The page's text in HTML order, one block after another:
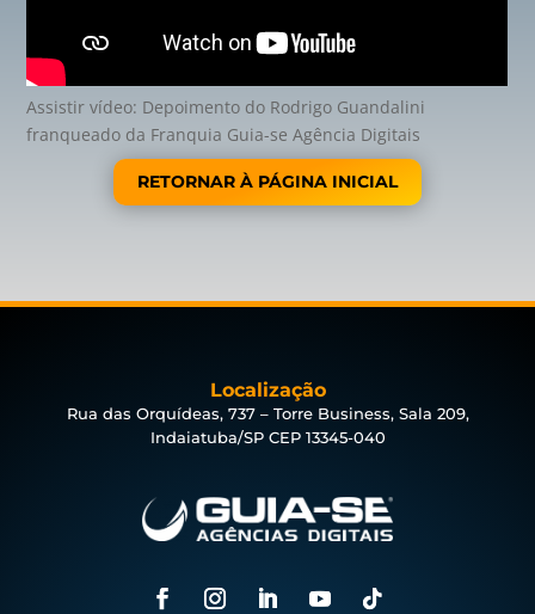
Assistir vídeo: Depoimento do Rodrigo Guandalini
franqueado da Franquia Guia-se Agência Digitais
RETORNAR À PÁGINA INICIAL
Localização
Rua das Orquídeas, 737 – Torre Business, Sala 209,
Indaiatuba/SP CEP 13345-040